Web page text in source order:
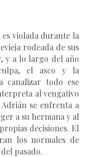
violada durante la
rodeada de sus
y a lo largo del año
el asco y la
canalizar todo ese
al vengativo
se enfrenta a
a su hermana y al
decisiones. El
los normales de
pasado.